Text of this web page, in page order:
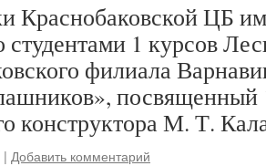
Краснобаковской ЦБ
студентами 1 курсов
филиала
посвященный
конструктора М. Т.
| Добавить комментарий